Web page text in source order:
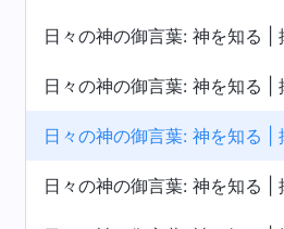
日々の神の御言葉: 神を知る |
日々の神の御言葉: 神を知る |
日々の神の御言葉: 神を知る |
日々の神の御言葉: 神を知る |